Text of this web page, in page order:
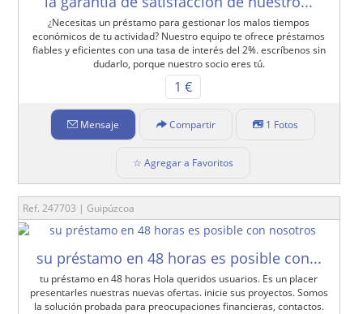
¿Necesitas un préstamo para gestionar los malos tiempos
económicos de tu actividad? Nuestro equipo te ofrece préstamos
fiables y eficientes con una tasa de interés del 2%. escríbenos sin
dudarlo, porque nuestro socio eres tú.
1 €
Mensaje Compartir 1 Fotos
☆ Agregar a Favoritos
Ref. 247703 | Guipúzcoa
su préstamo en 48 horas es posible con...
tu préstamo en 48 horas Hola queridos usuarios. Es un placer
presentarles nuestras nuevas ofertas. inicie sus proyectos. Somos
la solución probada para preocupaciones financieras, contactos.